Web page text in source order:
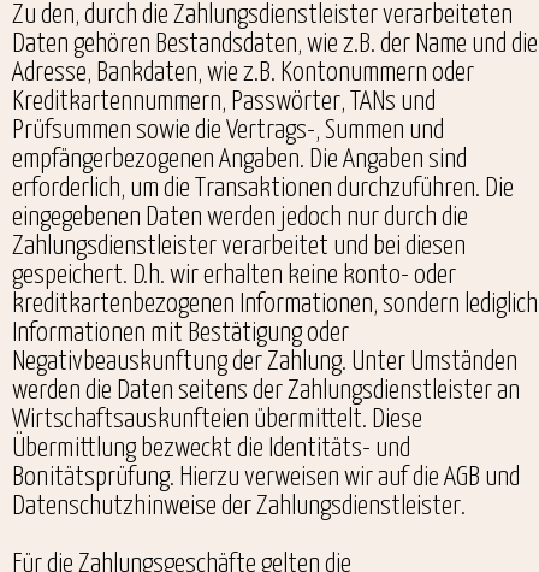
Zu den, durch die Zahlungsdienstleister verarbeiteten
Daten gehören Bestandsdaten, wie z.B. der Name und die
Adresse, Bankdaten, wie z.B. Kontonummern oder
Kreditkartennummern, Passwörter, TANs und
Prüfsummen sowie die Vertrags-, Summen und
empfängerbezogenen Angaben. Die Angaben sind
erforderlich, um die Transaktionen durchzuführen. Die
eingegebenen Daten werden jedoch nur durch die
Zahlungsdienstleister verarbeitet und bei diesen
gespeichert. D.h. wir erhalten keine konto- oder
kreditkartenbezogenen Informationen, sondern lediglich
Informationen mit Bestätigung oder
Negativbeauskunftung der Zahlung. Unter Umständen
werden die Daten seitens der Zahlungsdienstleister an
Wirtschaftsauskunfteien übermittelt. Diese
Übermittlung bezweckt die Identitäts- und
Bonitätsprüfung. Hierzu verweisen wir auf die AGB und
Datenschutzhinweise der Zahlungsdienstleister.
Für die Zahlungsgeschäfte gelten die